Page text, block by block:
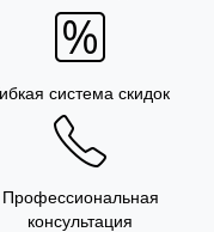
система скидок
Профессиональная
консультация